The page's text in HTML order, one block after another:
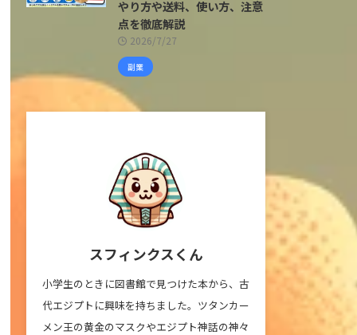
やり方や送料、使い方、注意
点を徹底解説
2026/7/27
副業
スフィンクスくん
小学生のときに図書館で見つけた本から、古
代エジプトに興味を持ちました。ツタンカー
メン王の黄金のマスクやエジプト神話の神々